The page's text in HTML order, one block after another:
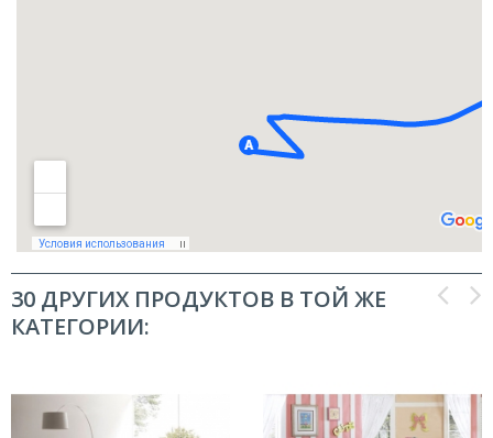
30 ДРУГИХ ПРОДУКТОВ В ТОЙ ЖЕ
КАТЕГОРИИ: